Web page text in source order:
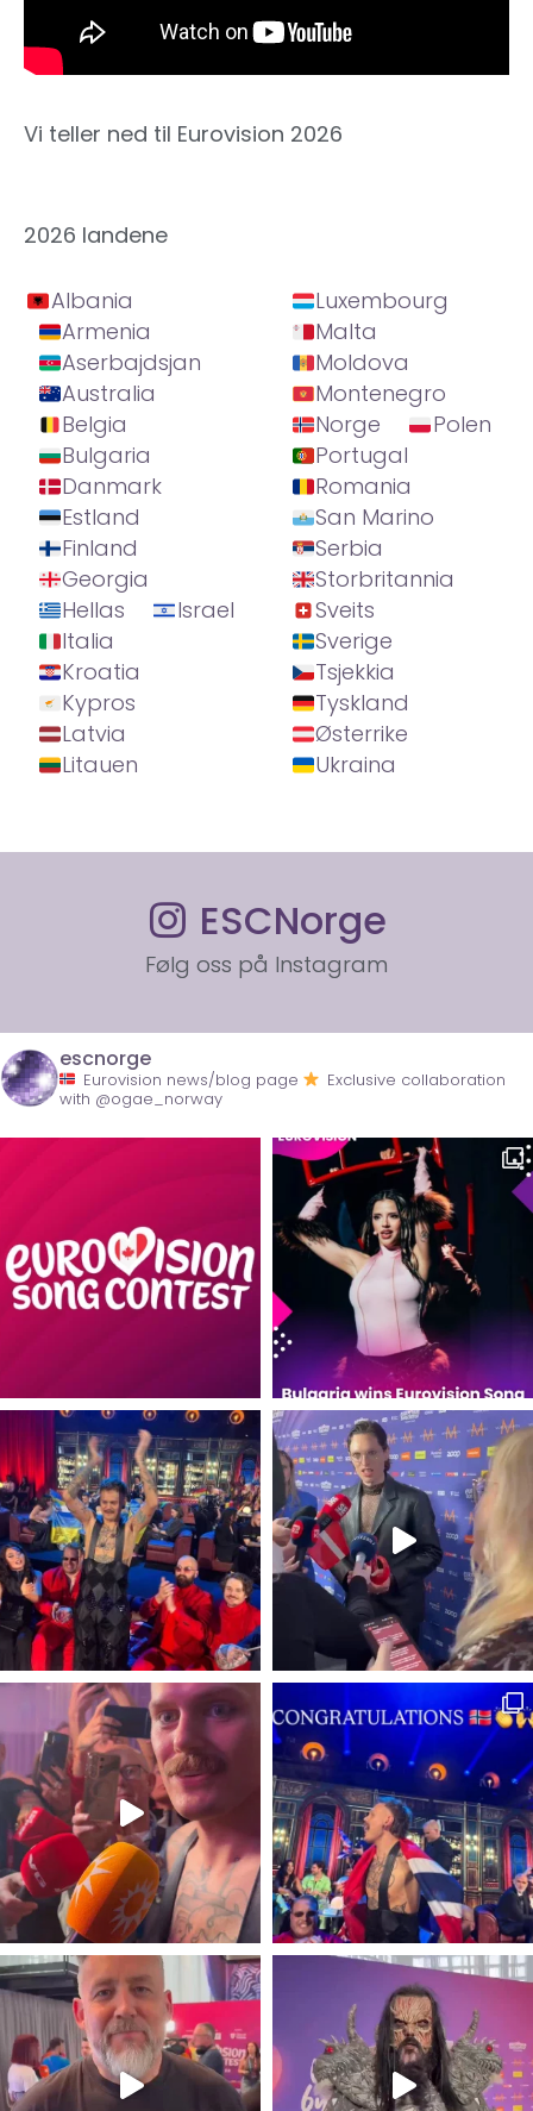
Vi teller ned til Eurovision 2026
2026 landene
Albania
Armenia
Aserbajdsjan
Australia
Belgia
Bulgaria
Danmark
Estland
Finland
Georgia
Hellas
Israel
Italia
Kroatia
Kypros
Latvia
Litauen
Luxembourg
Malta
Moldova
Montenegro
Norge
Polen
Portugal
Romania
San Marino
Serbia
Storbritannia
Sveits
Sverige
Tsjekkia
Tyskland
Østerrike
Ukraina
ESCNorge
Følg oss på Instagram
escnorge
Eurovision news/blog page
Exclusive collaboration
with @ogae_norway